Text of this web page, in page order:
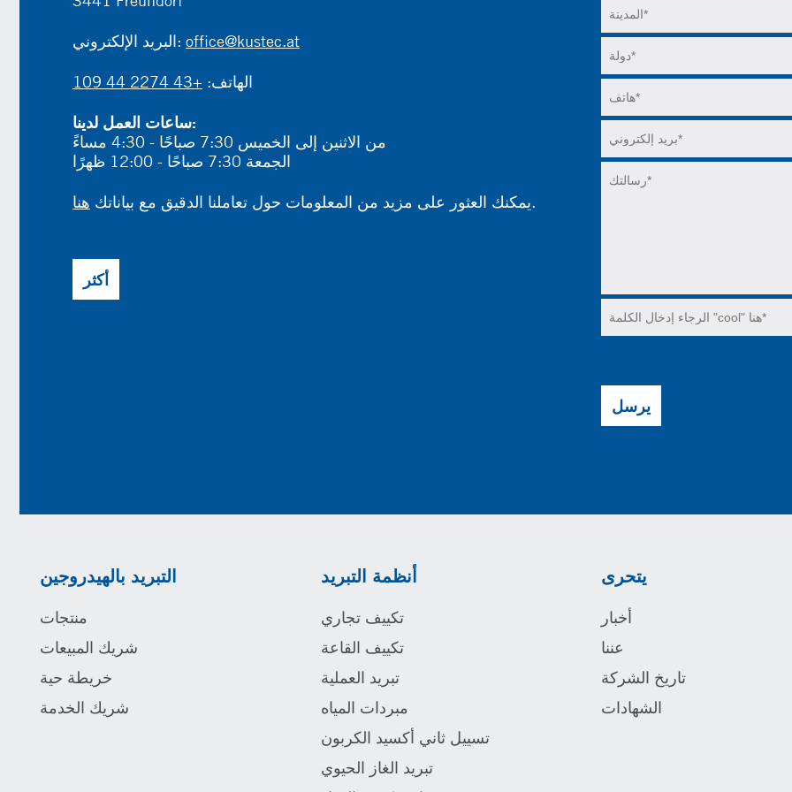
البريد الإلكتروني: office@kustec.at
الهاتف: +43 2274 44 109
ساعات العمل لدينا:
من الاثنين إلى الخميس 7:30 صباحًا - 4:30 مساءً
الجمعة 7:30 صباحًا - 12:00 ظهرًا
يمكنك العثور على مزيد من المعلومات حول تعاملنا الدقيق مع بياناتك هنا .
أكثر
يرسل
التبريد بالهيدروجين
منتجات
شريك المبيعات
خريطة حية
شريك الخدمة
أنظمة التبريد
تكييف تجاري
تكييف القاعة
تبريد العملية
مبردات المياه
تسييل ثاني أكسيد الكربون
تبريد الغاز الحيوي
يتحرى
أخبار
عننا
تاريخ الشركة
الشهادات